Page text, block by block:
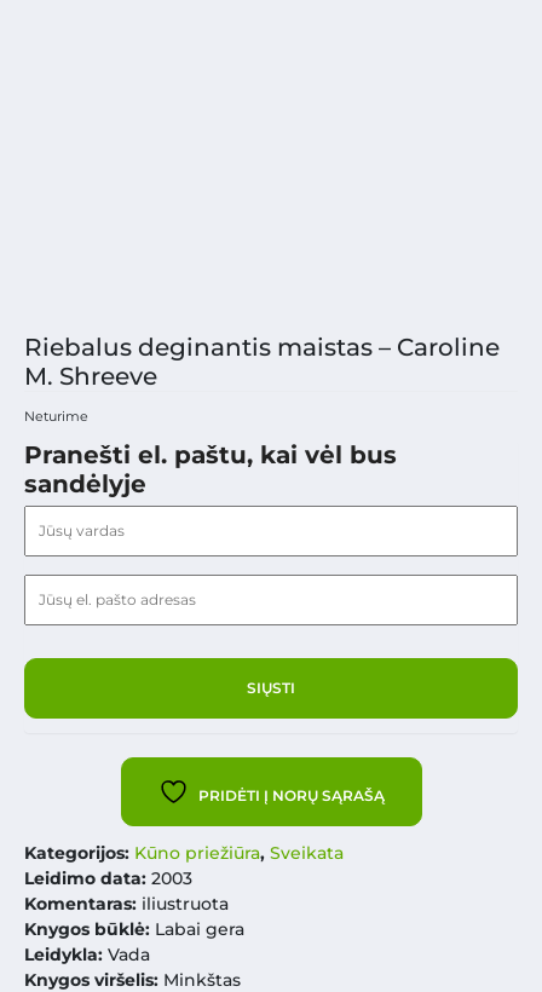
Riebalus deginantis maistas – Caroline
M. Shreeve
Neturime
Pranešti el. paštu, kai vėl bus
sandėlyje
PRIDĖTI Į NORŲ SĄRAŠĄ
Kategorijos: Kūno priežiūra, Sveikata
Leidimo data: 2003
Komentaras: iliustruota
Knygos būklė: Labai gera
Leidykla: Vada
Knygos viršelis: Minkštas